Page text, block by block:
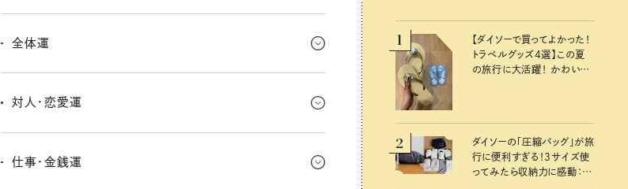
全体運
よ〜！でもね、それってキミの才能だから大丈夫。ただし、がんばり
ど、「まあいっか♪」も混ぜて。
対人・恋愛運
ぎて疲れないようにね。シングルは身近な人の中に意外なご縁が
仕事・金銭運
1
【ダイソーで買ってよかった！
トラベルグッズ4選】この夏
の旅行に大活躍！ かわいく
2
ダイソーの「圧縮バッグ」が旅
行に便利すぎる！3サイズ使
ってみたら収納力に感動：